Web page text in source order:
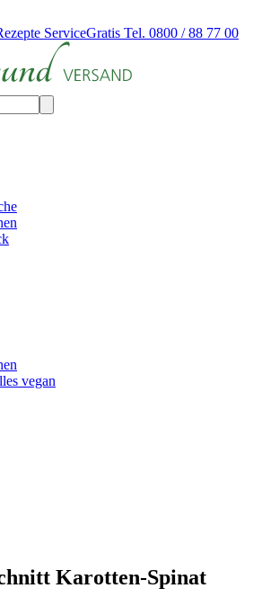
ServiceGratis Tel. 0800 / 88 77 00
vegan
Karotten-Spinat